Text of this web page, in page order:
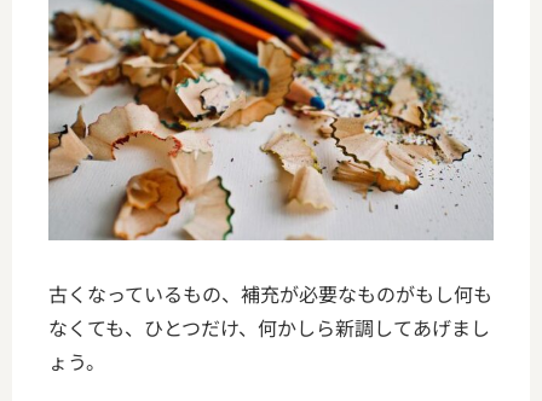
古くなっているもの、補充が必要なものがもし何も
なくても、 ひとつだけ、何かしら新調してあげまし
ょう。